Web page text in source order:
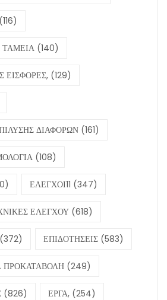
(116)
ΤΑΜΕΙΑ (140)
ΕΙΣΦΟΡΕΣ, (129)
ΔΙΑΦΟΡΩΝ (161)
(108)
ΕΛΕΓΧΟΙ11 (347)
ΕΛΕΓΧΟΥ (618)
(372) ΕΠΙΔΟΤΗΣΕΙΣ (583)
ΠΡΟΚΑΤΑΒΟΛΗ (249)
(826) ΕΡΓΑ, (254)